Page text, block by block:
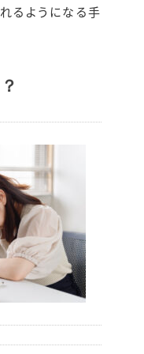
るようになる手